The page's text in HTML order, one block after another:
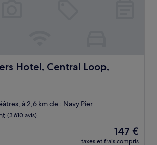
Hotel, Central Loop,
Central Loop, Chicago
à 2,6 km de : Navy Pier
(3 610 avis)
Le
nouveau
147 €
taxes et frais compris